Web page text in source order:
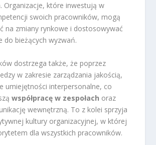
Organizacje, które inwestują w
swoich pracowników, mogą
na zmiany rynkowe i dostosowywać
do bieżących wyzwań.
dostrzega także, że poprzez
w zakresie zarządzania jakością,
umiejętności interpersonalne, co
współpracę w zespołach oraz
wewnętrzną. To z kolei sprzyja
kultury organizacyjnej, w której
dla wszystkich pracowników.